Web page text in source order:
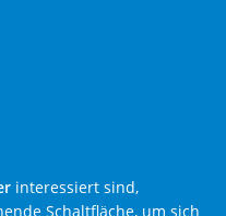
interessiert sind,
Schaltfläche, um sich